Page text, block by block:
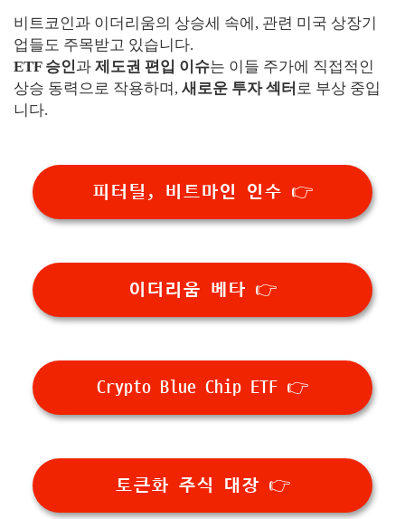
비트코인과 이더리움의 상승세 속에, 관련 미국 상장기
업들도 주목받고 있습니다.
ETF 승인과 제도권 편입 이슈는 이들 주가에 직접적인
상승 동력으로 작용하며, 새로운 투자 섹터 로 부상 중입
니다.
피터틸, 비트마인 인수 👉
이더리움 베타 👉
Crypto Blue Chip ETF 👉
토큰화 주식 대장 👉